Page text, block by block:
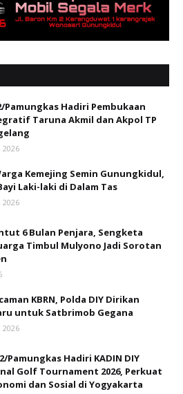
Pamungkas Hadiri Pembukaan
Taruna Akmil dan Akpol TP
2026
Kemejing Semin Gunungkidul,
Laki-laki di Dalam Tas
2026
6 Bulan Penjara, Sengketa
Timbul Mulyono Jadi Sorotan
KBRN, Polda DIY Dirikan
untuk Satbrimob Gegana
2026
Pamungkas Hadiri KADIN DIY
Golf Tournament 2026, Perkuat
dan Sosial di Yogyakarta